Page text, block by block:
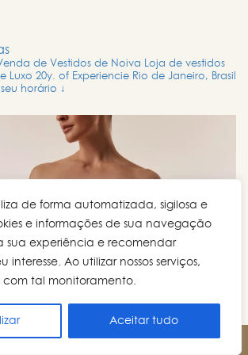
de forma automatizada, sigilosa e
e informações de sua navegação
sua experiência e recomendar
interesse. Ao utilizar nossos serviços,
tal monitoramento.
Aceitar tudo
de Vestidos de Noiva Loja de vestidos
Luxo 20y. of Experiencie Rio de Janeiro, Brasil
horário ↓
AGENDE UM HORÁRIO!